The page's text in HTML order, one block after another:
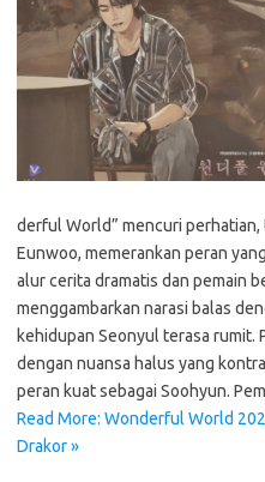
derful World” mencuri
Eunwoo, memerankan peran
alur cerita dramatis dan pemain
menggambarkan narasi balas
kehidupan Seonyul terasa rumit.
dengan nuansa halus yang
peran kuat sebagai Soohyun.
Read More: Wonderful World
Drakor »